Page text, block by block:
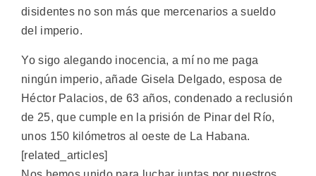
disidentes no son más que mercenarios a sueldo
del imperio.
Yo sigo alegando inocencia, a mí no me paga
ningún imperio, añade Gisela Delgado, esposa de
Héctor Palacios, de 63 años, condenado a reclusión
de 25, que cumple en la prisión de Pinar del Río,
unos 150 kilómetros al oeste de La Habana.
[related_articles]